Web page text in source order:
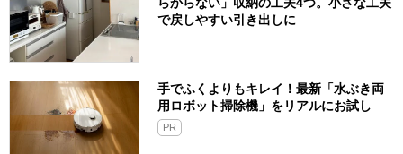
で戻しやすい引き出しに
手でふくよりもキレイ！最新「水ぶき両
用ロボット掃除機」をリアルにお試し
PR